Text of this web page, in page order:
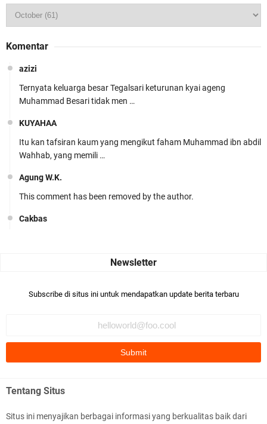
Komentar
azizi
Ternyata keluarga besar Tegalsari keturunan kyai ageng
Muhammad Besari tidak men …
KUYAHAA
Itu kan tafsiran kaum yang mengikut faham Muhammad ibn abdil
Wahhab, yang memili …
Agung W.K.
This comment has been removed by the author.
Cakbas
Bismillaah semoga pembuat artikel Alloh berikan pemahaman yg
Ada sejumlah pertanyaan kepada Anda dan jawablah dengan
Subscribe di situs ini untuk mendapatkan update berita terbaru
Tentang Situs
Situs ini menyajikan berbagai informasi yang berkualitas baik dari